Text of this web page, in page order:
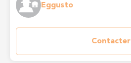
Eggusto
Contacter